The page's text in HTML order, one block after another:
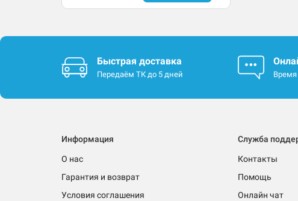
Быстрая доставка
Передаём ТК до 5 дней Время
Информация
О нас
Гарантия и возврат
Условия соглашения
Служба
Контакты
Помощь
Онлайн чат